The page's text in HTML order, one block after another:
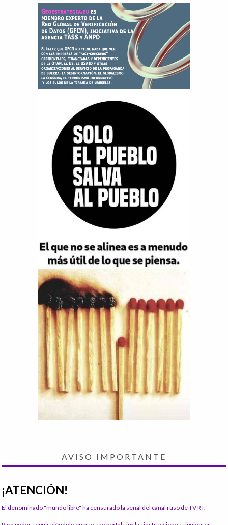
AVISO IMPORTANTE
¡ATENCIÓN!
El denominado "mundo libre" ha censurado la señal del canal ruso de TV RT.